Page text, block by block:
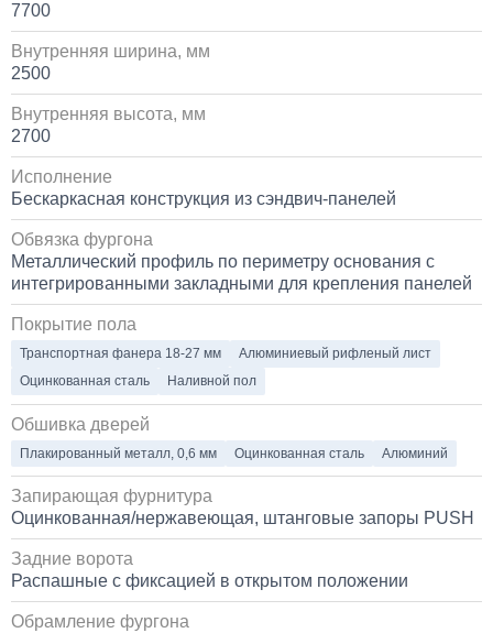
Установка пневмоподвески на воздушных подушках
на КАМАЗ
60 000
Установка стояночного кондиционера JUKOOL FT-
TAC-PI09 на крышу
Установка Bi-LED линз в фары КАМАЗ
7700
Внутренняя ширина, мм
2500
Внутренняя высота, мм
2700
Исполнение
Бескаркасная конструкция из сэндвич-панелей
Обвязка фургона
Металлический профиль по периметру основания с
интегрированными закладными для крепления панелей
Покрытие пола
Транспортная фанера 18-27 мм
Алюминиевый рифленый лист
Оцинкованная сталь
Наливной пол
Обшивка дверей
Плакированный металл, 0,6 мм Оцинкованная сталь Алюминий
Запирающая фурнитура
Оцинкованная/нержавеющая, штанговые запоры PUSH
Задние ворота
Распашные с фиксацией в открытом положении
Обрамление фургона